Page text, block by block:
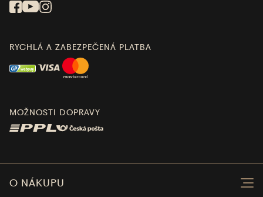
O NÁKUPU
RYCHLÁ A ZABEZPEČENÁ PLATBA
MOŽNOSTI DOPRAVY